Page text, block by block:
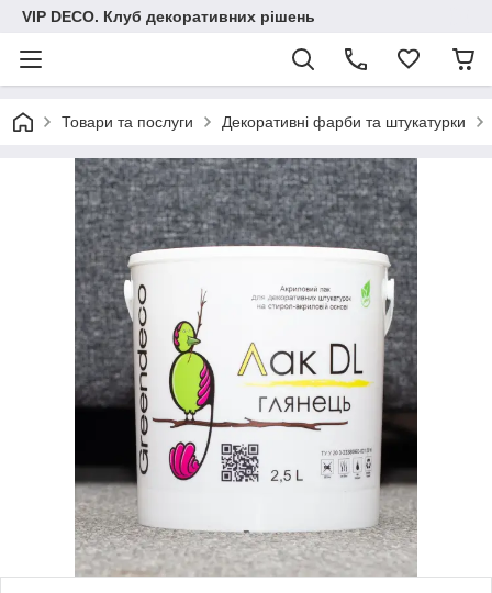
VIP DECO. Клуб декоративних рішень
Товари та послуги Декоративні фарби та штукатурки